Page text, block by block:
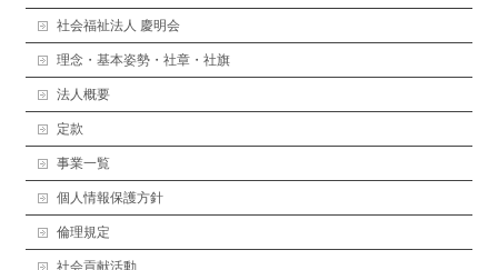
社会福祉法人 慶明会
理念・基本姿勢・社章・社旗
法人概要
定款
事業一覧
個人情報保護方針
倫理規定